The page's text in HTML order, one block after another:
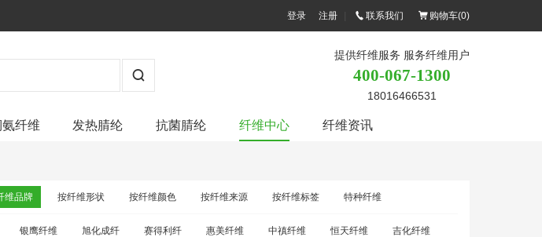
登录 注册 联系我们 购物车(0)
提供纤维服务 服务纤维用户
400-067-1300
18016466531
纤维 发热腈纶 抗菌腈纶 纤维中心 纤维资讯
维品牌 按纤维形状 按纤维颜色 按纤维来源 按纤维标签 特种纤维
银鹰纤维 旭化成纤 赛得利纤 惠美纤维 中禛纤维 恒天纤维 吉化纤维